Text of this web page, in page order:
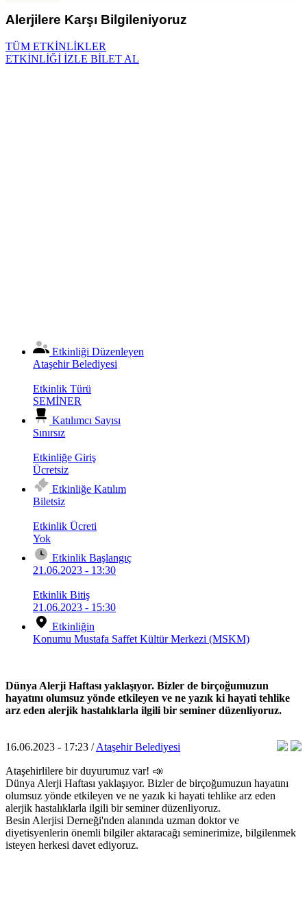
Alerjilere Karşı Bilgileniyoruz
TÜM ETKİNLİKLER
ETKİNLİĞİ İZLE BİLET AL
Etkinliği Düzenleyen
Ataşehir Belediyesi
Etkinlik Türü
SEMİNER
Katılımcı Sayısı
Sınırsız
Etkinliğe Giriş
Ücretsiz
Etkinliğe Katılım
Biletsiz
Etkinlik Ücreti
Yok
Etkinlik Başlangıç
21.06.2023 - 13:30
Etkinlik Bitiş
21.06.2023 - 15:30
Etkinliğin
Konumu Mustafa Saffet Kültür Merkezi (MSKM)
Dünya Alerji Haftası yaklaşıyor. Bizler de birçoğumuzun
hayatını olumsuz yönde etkileyen ve ne yazık ki hayati tehlike
arz eden alerjik hastalıklarla ilgili bir seminer düzenliyoruz.
16.06.2023 - 17:23 /Ataşehir Belediyesi
Ataşehirlilere bir duyurumuz var! 📣
Dünya Alerji Haftası yaklaşıyor. Bizler de birçoğumuzun hayatını
olumsuz yönde etkileyen ve ne yazık ki hayati tehlike arz eden
alerjik hastalıklarla ilgili bir seminer düzenliyoruz.
Besin Alerjisi Derneği'nden alanında uzman doktor ve
diyetisyenlerin önemli bilgiler aktaracağı seminerimize, bilgilenmek
isteyen herkesi davet ediyoruz.